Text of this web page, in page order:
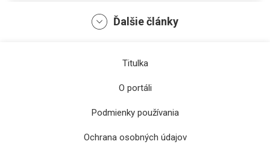
Ďalšie články
Titulka
O portáli
Podmienky používania
Ochrana osobných údajov